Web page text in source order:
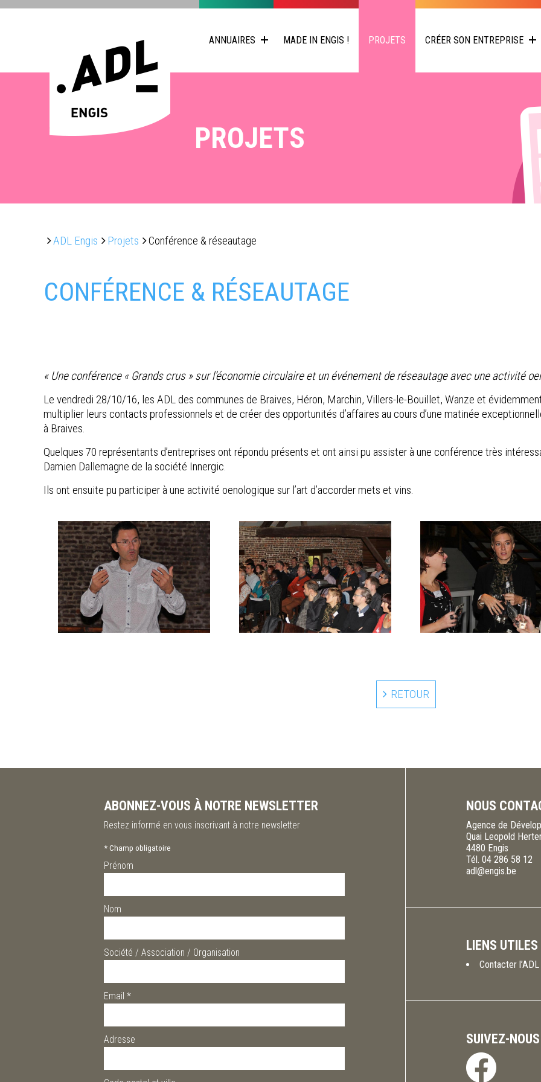
ANNUAIRES MADE IN ENGIS ! PROJETS CRÉER SON ENTREPRISE
PROJETS
ADL Engis Projets Conférence & réseautage
CONFÉRENCE & RÉSEAUTAGE
« Une conférence « Grands crus » sur l’économie circulaire et un événement de réseautage avec une activité
Le vendredi 28/10/16, les ADL des communes de Braives, Héron, Marchin, Villers-le-Bouillet, Wanze et
multiplier leurs contacts professionnels et de créer des opportunités d’affaires au cours d’une matinée
à Braives.
Quelques 70 représentants d’entreprises ont répondu présents et ont ainsi pu assister à une conférence très
Damien Dallemagne de la société Innergic.
Ils ont ensuite pu participer à une activité oenologique sur l’art d’accorder mets et vins.
RETOUR
ABONNEZ-VOUS À NOTRE NEWSLETTER
Restez informé en vous inscrivant à notre newsletter
*Champ obligatoire
Prénom
Nom
Société / Association / Organisation
Email *
Adresse
NOUS
Agence de
Quai Leopold
4480 Engis
Tél. 04 286 58 12
adl@engis.be
LIENS UTILES
Contacter l’ADL
SUIVEZ-NOUS